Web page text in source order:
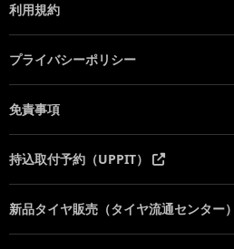
利用規約
プライバシーポリシー
免責事項
持込取付予約（UPPIT）
新品タイヤ販売（タイヤ流通センター）